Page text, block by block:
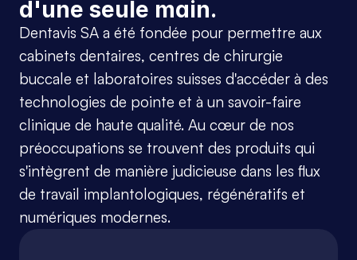
d'une seule main.
Dentavis SA a été fondée pour permettre aux
cabinets dentaires, centres de chirurgie
buccale et laboratoires suisses d'accéder à des
technologies de pointe et à un savoir-faire
clinique de haute qualité. Au cœur de nos
préoccupations se trouvent des produits qui
s'intègrent de manière judicieuse dans les flux
de travail implantologiques, régénératifs et
numériques modernes.